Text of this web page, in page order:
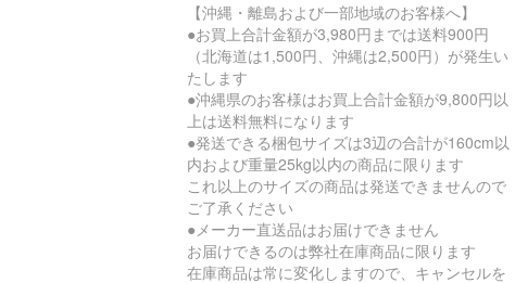
【沖縄・離島および一部地域のお客様へ】
●お買上合計金額が3,980円までは送料900円
（北海道は1,500円、沖縄は2,500円）が発生い
たします
●沖縄県のお客様はお買上合計金額が9,800円以
上は送料無料になります
●発送できる梱包サイズは3辺の合計が160cm以
内および重量25kg以内の商品に限ります
これ以上のサイズの商品は発送できませんので
ご了承ください
●メーカー直送品はお届けできません
お届けできるのは弊社在庫商品に限ります
在庫商品は常に変化しますので、キャンセルを